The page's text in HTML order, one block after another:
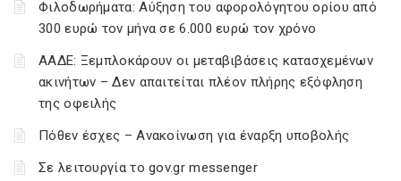
Φιλοδωρήματα: Αύξηση του αφορολόγητου ορίου από
300 ευρώ τον μήνα σε 6.000 ευρώ τον χρόνο
ΑΑΔΕ: Ξεμπλοκάρουν οι μεταβιβάσεις κατασχεμένων
ακινήτων – Δεν απαιτείται πλέον πλήρης εξόφληση
της οφειλής
Πόθεν έσχες – Ανακοίνωση για έναρξη υποβολής
Σε λειτουργία το gov.gr messenger